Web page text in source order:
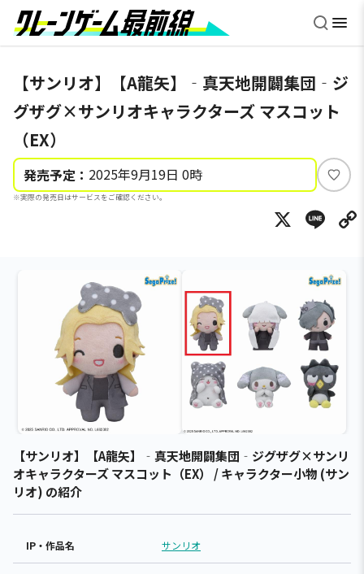
【サンリオ】【A龍矢】‐真天地開闢集団‐ジ
グザグ×サンリオキャラクターズ マスコット
（EX）
発売予定： 2025年9月19日 0時
※実際の発売日はサービスをご確認ください。
い
ね
X
【サンリオ】【A龍矢】‐真天地開闢集団‐ジグザグ×サンリ
オキャラクターズ マスコット（EX） / キャラクター小物 (サン
リオ) の紹介
IP・作品名 サンリオ